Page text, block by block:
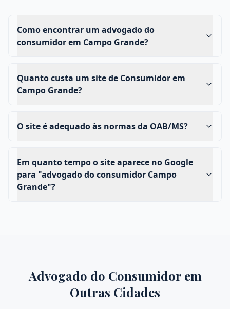
Como encontrar um advogado do
consumidor em Campo Grande?
Quanto custa um site de Consumidor em
Campo Grande?
O site é adequado às normas da OAB/MS?
Em quanto tempo o site aparece no Google
para "advogado do consumidor Campo
Grande"?
Advogado do Consumidorem
Outras Cidades